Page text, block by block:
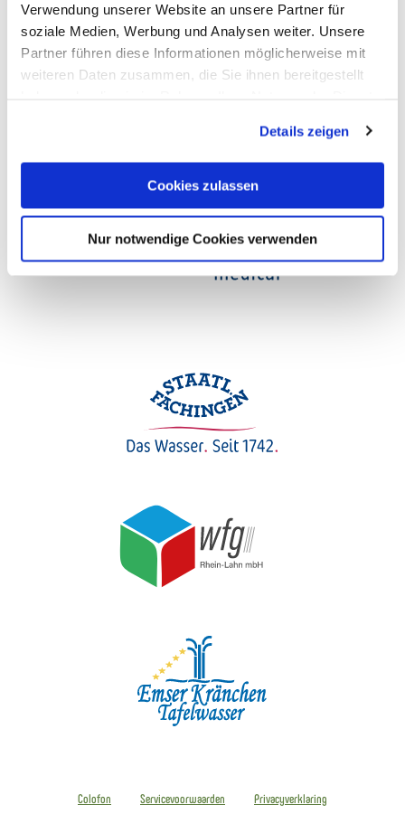
Verwendung unserer Website an unsere Partner für
soziale Medien, Werbung und Analysen weiter. Unsere
Partner führen diese Informationen möglicherweise mit
weiteren Daten zusammen, die Sie ihnen bereitgestellt
Cookies, wenn Sie unsere Webseite weiterhin nutzen.
Details zeigen
Cookies zulassen
Nur notwendige Cookies verwenden
Colofon Servicevoorwaarden Privacyverklaring